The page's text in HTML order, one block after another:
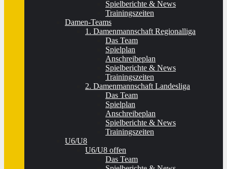
Spielberichte & News
Trainingszeiten
Damen-Teams
1. Damenmannschaft Regionalliga
Das Team
Spielplan
Anschreibeplan
Spielberichte & News
Trainingszeiten
2. Damenmannschaft Landesliga
Das Team
Spielplan
Anschreibeplan
Spielberichte & News
Trainingszeiten
U6/U8
U6/U8 offen
Das Team